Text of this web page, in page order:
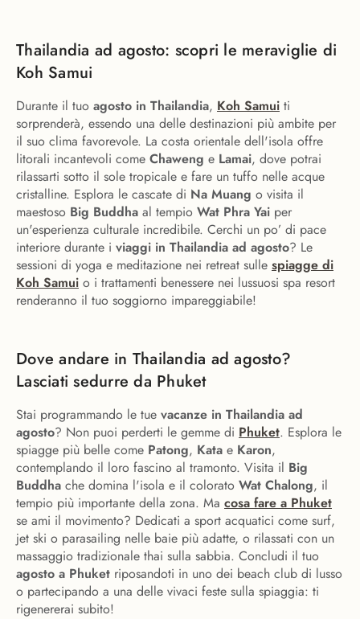
Thailandia ad agosto: scopri le meraviglie di
Koh Samui
Durante il tuo agosto in Thailandia, Koh Samui ti
sorprenderà, essendo una delle destinazioni più ambite per
il suo clima favorevole. La costa orientale dell'isola offre
litorali incantevoli come Chaweng e Lamai, dove potrai
rilassarti sotto il sole tropicale e fare un tuffo nelle acque
cristalline. Esplora le cascate di Na Muang o visita il
maestoso Big Buddha al tempio Wat Phra Yai per
un'esperienza culturale incredibile. Cerchi un po’ di pace
interiore durante i viaggi in Thailandia ad agosto? Le
sessioni di yoga e meditazione nei retreat sulle spiagge di
Koh Samui o i trattamenti benessere nei lussuosi spa resort
renderanno il tuo soggiorno impareggiabile!
Dove andare in Thailandia ad agosto?
Lasciati sedurre da Phuket
Stai programmando le tue vacanze in Thailandia ad
agosto? Non puoi perderti le gemme di Phuket. Esplora le
spiagge più belle come Patong, Kata e Karon,
contemplando il loro fascino al tramonto. Visita il Big
Buddha che domina l'isola e il colorato Wat Chalong, il
tempio più importante della zona. Ma cosa fare a Phuket
se ami il movimento? Dedicati a sport acquatici come surf,
jet ski o parasailing nelle baie più adatte, o rilassati con un
massaggio tradizionale thai sulla sabbia. Concludi il tuo
agosto a Phuket riposandoti in uno dei beach club di lusso
o partecipando a una delle vivaci feste sulla spiaggia: ti
rigenererai subito!